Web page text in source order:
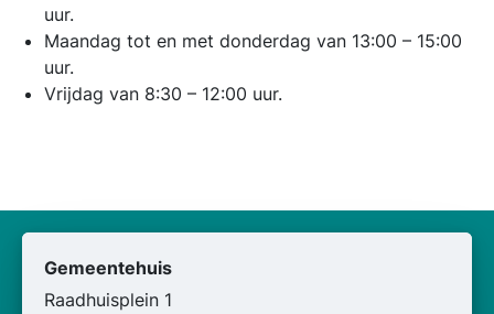
uur.
Maandag tot en met donderdag van 13:00 – 15:00
uur.
Vrijdag van 8:30 – 12:00 uur.
Gemeentehuis
Raadhuisplein 1